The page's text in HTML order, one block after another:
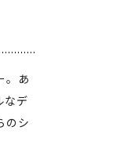
。あ
なデ
のシ